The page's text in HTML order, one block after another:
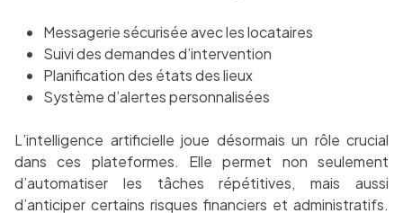
Messagerie sécurisée avec les locataires
Suivi des demandes d’intervention
Planification des états des lieux
Système d’alertes personnalisées
L’intelligence artificielle joue désormais un rôle crucial
dans ces plateformes. Elle permet non seulement
d’automatiser les tâches répétitives, mais aussi
d’anticiper certains risques financiers et administratifs.